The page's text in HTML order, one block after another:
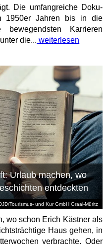
Die umfangreiche Doku-
1950er Jahren bis in die
Karrieren
die... weiterlesen
Tourismus- und Kur GmbH Graal-Müritz
Urlaub machen, wo
entdeckten
wo schon Erich Kästner als
Haus gehen, in
verbrachte. Oder